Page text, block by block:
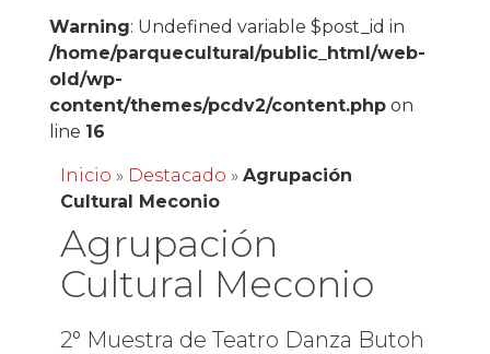
Warning: Undefined variable $post_id in
/home/parquecultural/public_html/web-
old/wp-
content/themes/pcdv2/content.phpon
line 16
Inicio » Destacado » Agrupación
Cultural Meconio
Agrupación
Cultural Meconio
2° Muestra de Teatro Danza Butoh